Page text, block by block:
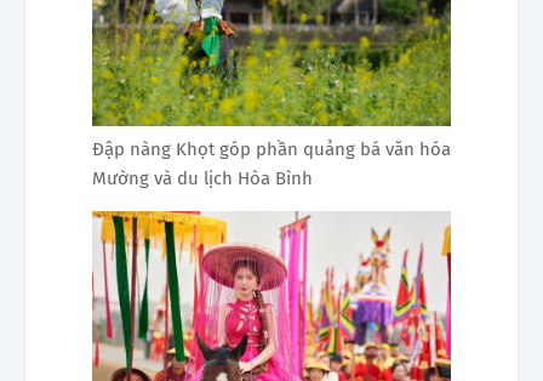
Đập nàng Khọt góp phần quảng bá văn hóa
Mường và du lịch Hòa Bình